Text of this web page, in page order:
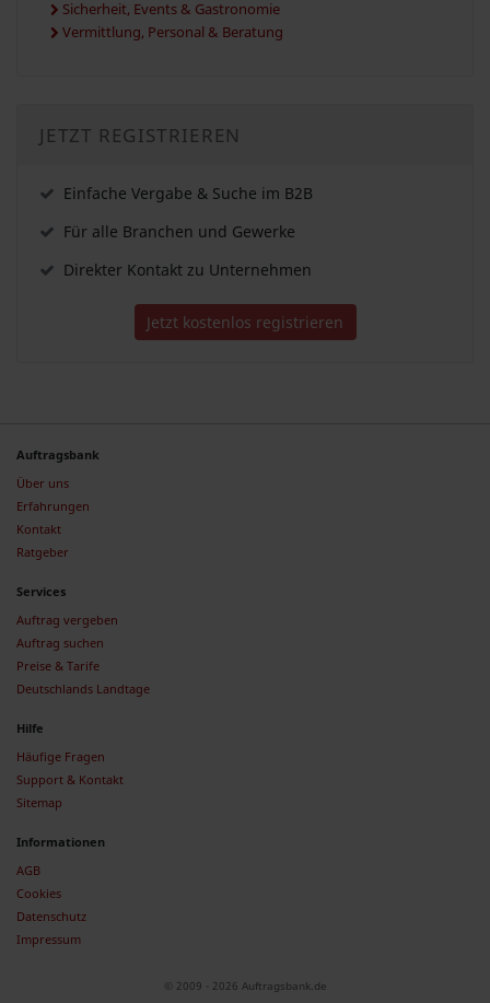
Sicherheit, Events & Gastronomie
Vermittlung, Personal & Beratung
JETZT REGISTRIEREN
Einfache Vergabe & Suche im B2B
Für alle Branchen und Gewerke
Direkter Kontakt zu Unternehmen
Jetzt kostenlos registrieren
Auftragsbank
Über uns
Erfahrungen
Kontakt
Ratgeber
Services
Auftrag vergeben
Auftrag suchen
Preise & Tarife
Deutschlands Landtage
Hilfe
Häufige Fragen
Support & Kontakt
Sitemap
Informationen
AGB
Cookies
Datenschutz
Impressum
© 2009 - 2026 Auftragsbank.de